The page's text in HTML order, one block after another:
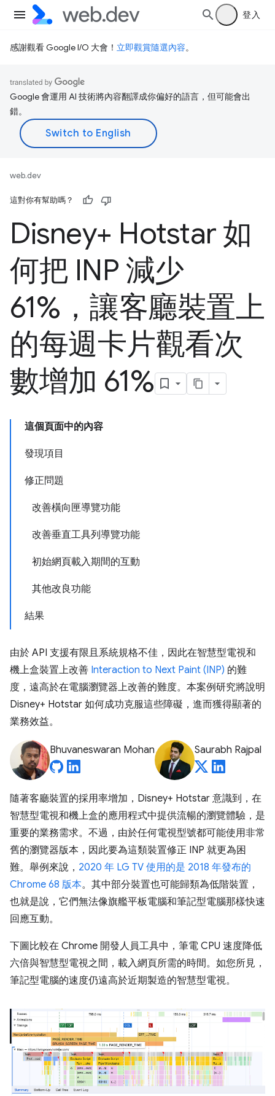
登入
感謝觀看 Google I/O 大會！ 立即觀賞隨選內容。
Google 會運用 AI 技術將內容翻譯成你偏好的語言，但可能會出
錯。
web.dev
這對你有幫助嗎？
Disney+ Hotstar 如
何把 INP 減少
61%，讓客廳裝置上
的每週卡片觀看次
數增加 61%
這個頁面中的內容
發現項目
修正問題
改善橫向匣導覽功能
改善垂直工具列導覽功能
初始網頁載入期間的互動
其他改良功能
結果
由於 API 支援有限且系統規格不佳，因此在智慧型電視和
機上盒裝置上改善 Interaction to Next Paint (INP) 的難
度，遠高於在電腦瀏覽器上改善的難度。本案例研究將說明
Disney+ Hotstar 如何成功克服這些障礙，進而獲得顯著的
業務效益。
Bhuvaneswaran Mohan Saurabh Rajpal
隨著客廳裝置的採用率增加，Disney+ Hotstar 意識到，在
智慧型電視和機上盒的應用程式中提供流暢的瀏覽體驗，是
重要的業務需求。不過，由於任何電視型號都可能使用非常
舊的瀏覽器版本，因此要為這類裝置修正 INP 就更為困
難。舉例來說， 2020 年 LG TV 使用的是 2018 年發布的
Chrome 68 版本。其中部分裝置也可能歸類為低階裝置，
也就是說，它們無法像旗艦平板電腦和筆記型電腦那樣快速
回應互動。
下圖比較在 Chrome 開發人員工具中，筆電 CPU 速度降低
六倍與智慧型電視之間，載入網頁所需的時間。如您所見，
筆記型電腦的速度仍遠高於近期製造的智慧型電視。